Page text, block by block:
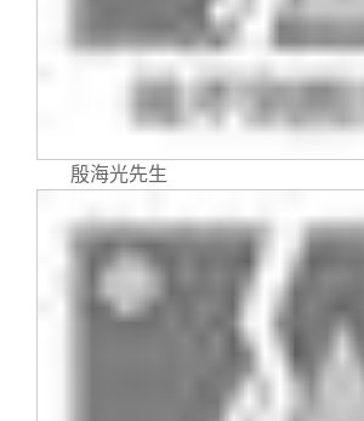
制度法规
殷海光先生